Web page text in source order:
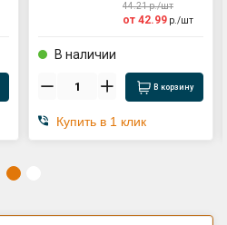
44.21р./шт
от 42.99 р./шт
В наличии
В корзину
Купить в 1 клик